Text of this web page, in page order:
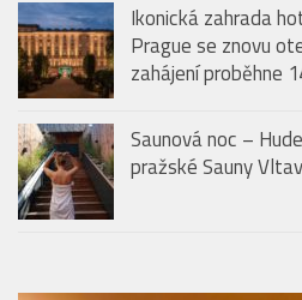
Ikonická zahrada
Prague se znovu
zahájení proběhne
Saunová noc –
pražské Sauny